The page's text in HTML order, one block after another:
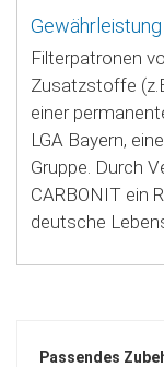
Gewährleistung
Filterpatronen
Zusatzstoffe
einer
LGA Bayern,
Gruppe. Durch
CARBONIT ein
deutsche
Passendes